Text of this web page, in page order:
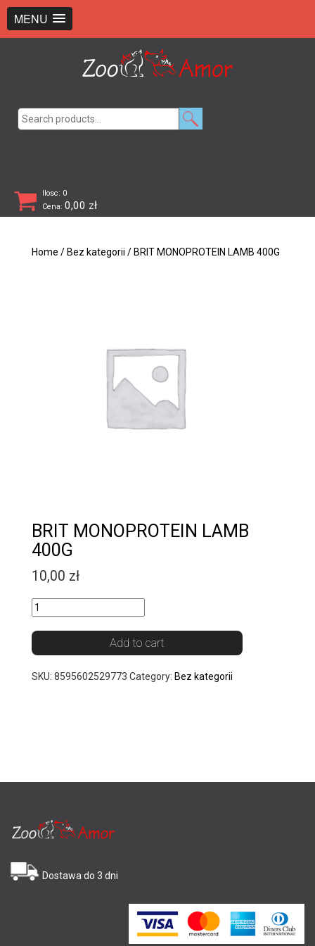
MENU
Ilosc: 0
Cena: 0,00 zł
Home / Bez kategorii / BRIT MONOPROTEIN LAMB 400G
BRIT MONOPROTEIN LAMB
400G
10,00 zł
Add to cart
SKU: 8595602529773 Category: Bez kategorii
Dostawa do 3 dni